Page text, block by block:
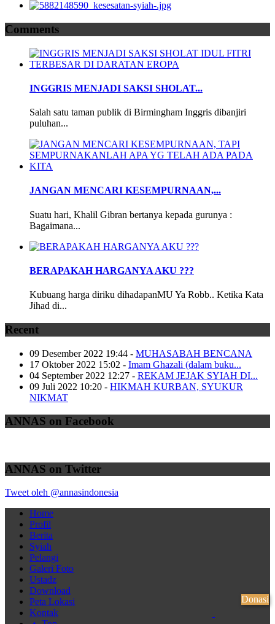
Comments
INGGRIS MENJADI SAKSI SHOLAT...
Salah satu taman publik di Birmingham Inggris dibanjiri
puluhan...
JANGAN MENCARI KESEMPURNAAN,...
Suatu hari, Khalil Gibran bertanya kepada gurunya :
Bagaimana...
BERAPAKAH HARGANYA AKU ???
Kubuang harga diriku dihadapanMU Ya Robb.. Ketika Kata
Jihad di...
Recent
09 Desember 2022 19:44 - MUHASABAH BENCANA
17 Oktober 2022 15:02 - Imam Ghazali (dalam buku...
04 September 2022 12:27 - REKAM JEJAK SYIAH DI...
09 Juli 2022 10:20 - HIKMAH KURBAN, SYUKUR
NIKMAT
ANNAS on Facebook
ANNAS on Twitter
Tweet oleh @annasindonesia
Home
Profil
Berita
Syiah
Pelangi
Galeri Foto
Ustadz
Download
Peta Lokasi
Kontak
Donasi